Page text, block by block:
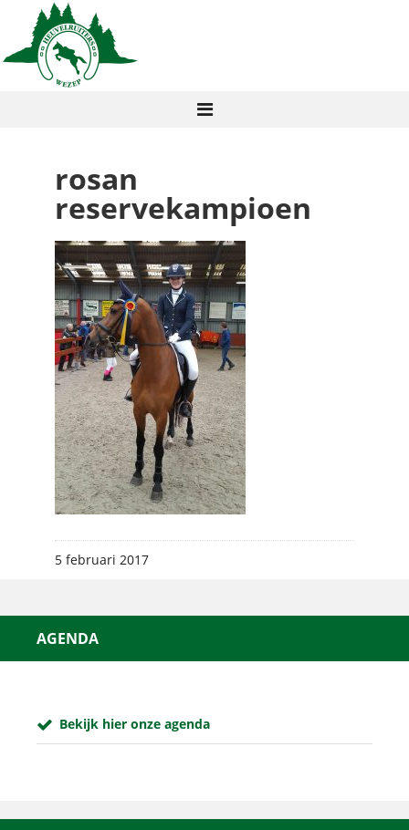
rosan
reservekampioen
5 februari 2017
AGENDA
Bekijk hier onze agenda